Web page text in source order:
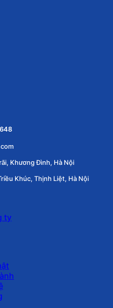
Khương Đình, Hà Nội
Khúc, Thịnh Liệt, Hà Nội
ty